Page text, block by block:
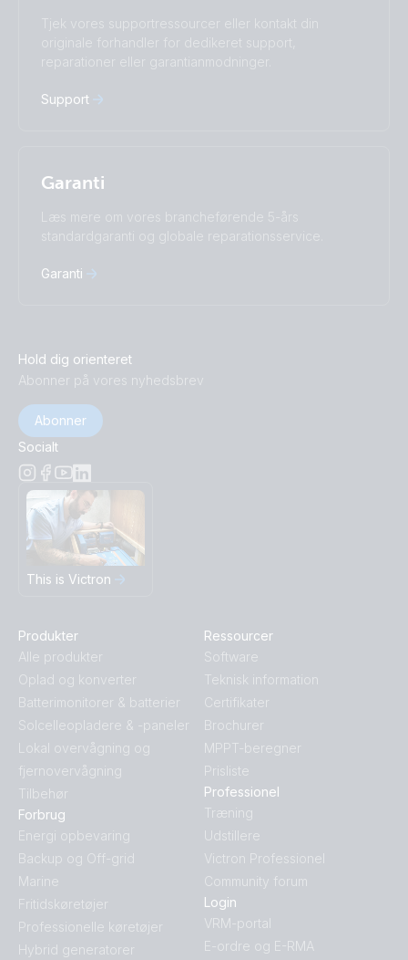
Русский
Українська
中國人
Tjek vores supportressourcer eller kontakt din
originale forhandler for dedikeret support,
reparationer eller garantianmodninger.
Support
Garanti
Læs mere om vores brancheførende 5-års
standardgaranti og globale reparationsservice.
Garanti
Hold dig orienteret
Abonner på vores nyhedsbrev
Abonner
Socialt
This is Victron
Produkter
Alle produkter
Oplad og konverter
Batterimonitorer & batterier
Solcelleopladere & -paneler
Lokal overvågning og
fjernovervågning
Tilbehør
Forbrug
Energi opbevaring
Backup og Off-grid
Marine
Fritidskøretøjer
Professionelle køretøjer
Hybrid generatorer
Ressourcer
Software
Teknisk information
Certifikater
Brochurer
MPPT-beregner
Prisliste
Professionel
Træning
Udstillere
Victron Professionel
Community forum
Login
VRM-portal
E-ordre og E-RMA